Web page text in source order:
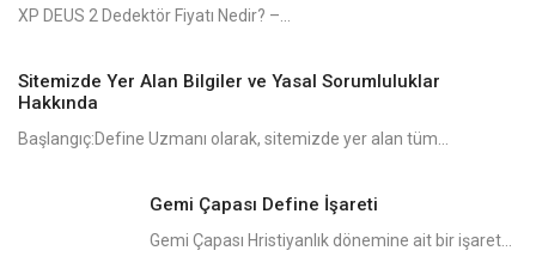
XP DEUS 2 Dedektör Fiyatı Nedir? –...
Sitemizde Yer Alan Bilgiler ve Yasal Sorumluluklar
Hakkında
Başlangıç:Define Uzmanı olarak, sitemizde yer alan tüm...
Gemi Çapası Define İşareti
Gemi Çapası Hristiyanlık dönemine ait bir işaret...